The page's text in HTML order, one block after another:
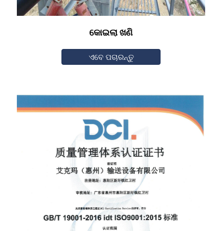
କୋଇଲା ଖଣି
ଏବେ ପଚାରନ୍ତୁ